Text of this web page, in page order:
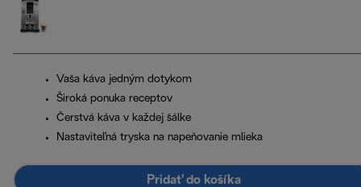
Vaša káva jedným dotykom
Široká ponuka receptov
Čerstvá káva v každej šálke
Nastaviteľná tryska na napeňovanie mlieka
Pridať do košíka